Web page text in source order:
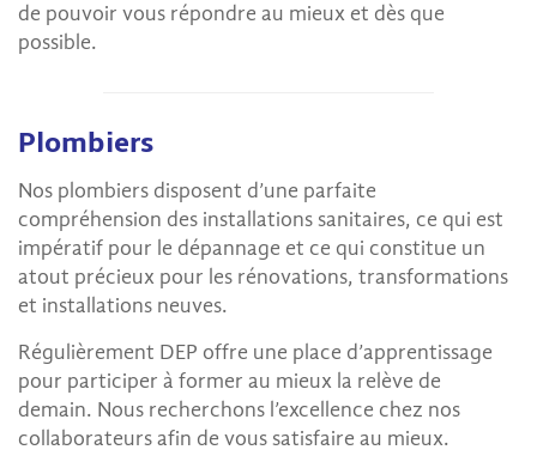
de pouvoir vous répondre au mieux et dès que
possible.
Plombiers
Nos plombiers disposent d’une parfaite
compréhension des installations sanitaires, ce qui est
impératif pour le dépannage et ce qui constitue un
atout précieux pour les rénovations, transformations
et installations neuves.
Régulièrement DEP offre une place d’apprentissage
pour participer à former au mieux la relève de
demain. Nous recherchons l’excellence chez nos
collaborateurs afin de vous satisfaire au mieux.